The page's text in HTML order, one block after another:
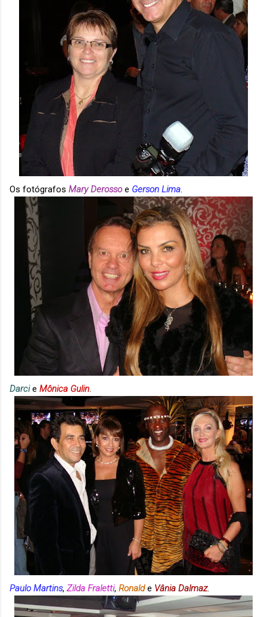
Os fotógrafos Mary Derosso e Gerson Lima
Darcie Mônica Gulin
Paulo Martins, Zilda Fraletti, Ronalde Vânia Dalmaz.